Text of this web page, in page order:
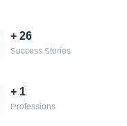
+ 26
Success Stories
+ 1
Professions